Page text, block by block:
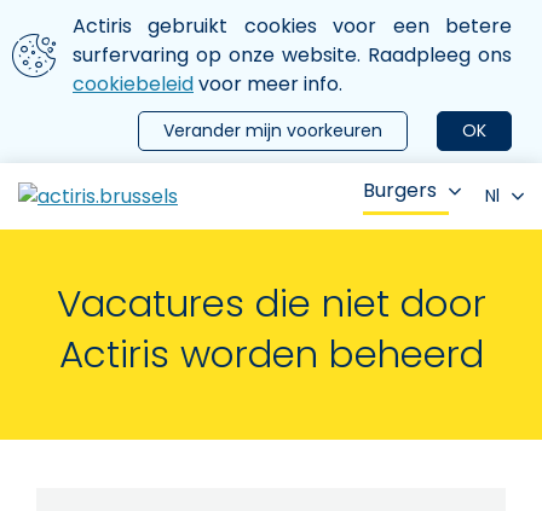
Aller au contenu principal
We gebruiken cookies
Actiris gebruikt cookies voor een betere
surfervaring op onze website. Raadpleeg ons
cookiebeleidvoor meer info.
OK
Verander mijn voorkeuren
le menu
Burgers Nl
Vacatures die niet door
Actiris worden beheerd